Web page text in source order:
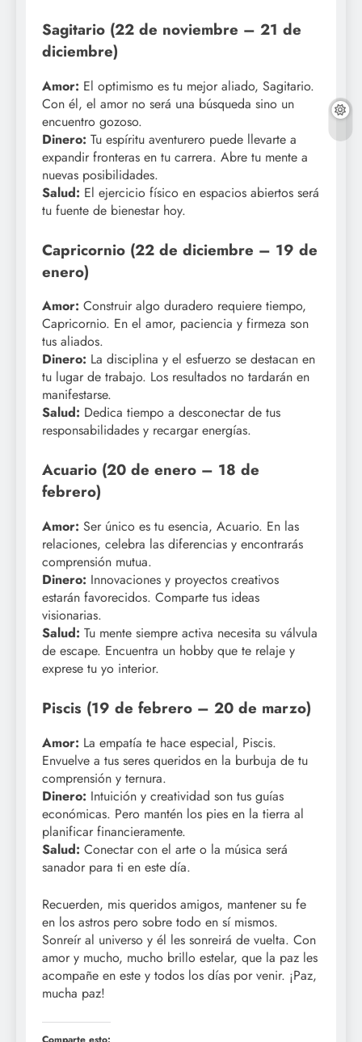
Sagitario (22 de noviembre – 21 de
diciembre)
Amor: El optimismo es tu mejor aliado, Sagitario.
Con él, el amor no será una búsqueda sino un
encuentro gozoso.
Dinero: Tu espíritu aventurero puede llevarte a
expandir fronteras en tu carrera. Abre tu mente a
nuevas posibilidades.
Salud: El ejercicio físico en espacios abiertos será
tu fuente de bienestar hoy.
Capricornio (22 de diciembre – 19 de
enero)
Amor: Construir algo duradero requiere tiempo,
Capricornio. En el amor, paciencia y firmeza son
tus aliados.
Dinero: La disciplina y el esfuerzo se destacan en
tu lugar de trabajo. Los resultados no tardarán en
manifestarse.
Salud: Dedica tiempo a desconectar de tus
responsabilidades y recargar energías.
Acuario (20 de enero – 18 de
febrero)
Amor: Ser único es tu esencia, Acuario. En las
relaciones, celebra las diferencias y encontrarás
comprensión mutua.
Dinero: Innovaciones y proyectos creativos
estarán favorecidos. Comparte tus ideas
visionarias.
Salud: Tu mente siempre activa necesita su válvula
de escape. Encuentra un hobby que te relaje y
exprese tu yo interior.
Piscis (19 de febrero – 20 de marzo)
Amor: La empatía te hace especial, Piscis.
Envuelve a tus seres queridos en la burbuja de tu
comprensión y ternura.
Dinero: Intuición y creatividad son tus guías
económicas. Pero mantén los pies en la tierra al
planificar financieramente.
Salud: Conectar con el arte o la música será
sanador para ti en este día.
Recuerden, mis queridos amigos, mantener su fe
en los astros pero sobre todo en sí mismos.
Sonreír al universo y él les sonreirá de vuelta. Con
amor y mucho, mucho brillo estelar, que la paz les
acompañe en este y todos los días por venir. ¡Paz,
mucha paz!